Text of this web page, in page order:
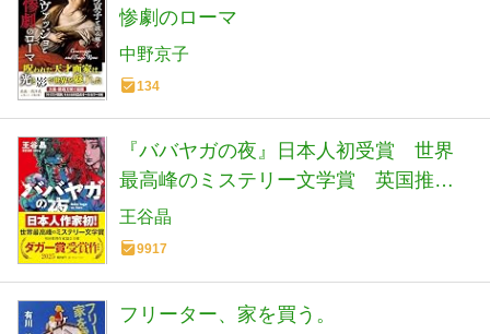
惨劇のローマ
中野京子
134
『ババヤガの夜』日本人初受賞 世界
最高峰のミステリー文学賞 英国推理
作家協会賞(ダガー賞） (河出文庫 お 46-
1)
王谷晶
9917
フリーター、家を買う。